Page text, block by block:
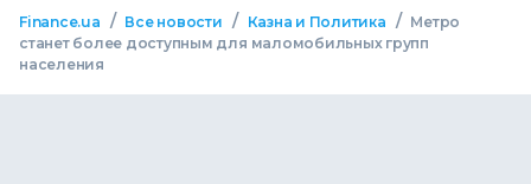
Finance.ua / Все новости / Казна и Политика / Метро
станет более доступным для маломобильных групп
населения